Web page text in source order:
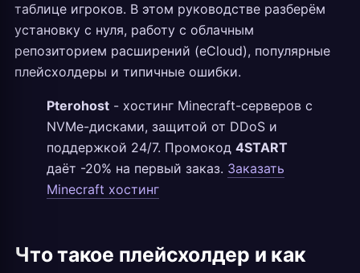
таблице игроков. В этом руководстве разберём
установку с нуля, работу с облачным
репозиторием расширений (eCloud), популярные
плейсхолдеры и типичные ошибки.
Pterohost - хостинг Minecraft-серверов с
NVMe-дисками, защитой от DDoS и
поддержкой 24/7. Промокод 4START
даёт -20% на первый заказ. Заказать
Minecraft хостинг
Что такое плейсхолдер и как